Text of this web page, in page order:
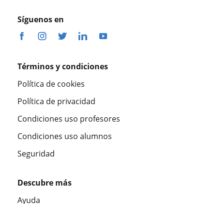
Síguenos en
Términos y condiciones
Política de cookies
Política de privacidad
Condiciones uso profesores
Condiciones uso alumnos
Seguridad
Descubre más
Ayuda